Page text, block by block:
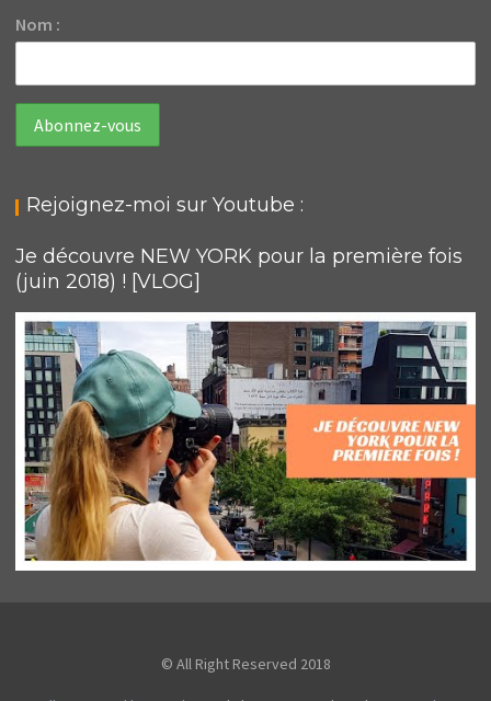
Nom :
Rejoignez-moi sur Youtube :
Je découvre NEW YORK pour la première fois
(juin 2018) ! [VLOG]
© All Right Reserved 2018